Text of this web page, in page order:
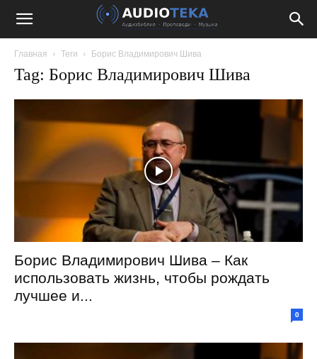
Главная Теги Борис Владимирович Шива
Tag: Борис Владимирович Шива
Борис Владимирович Шива – Как
использовать жизнь, чтобы рождать
лучшее и...
0